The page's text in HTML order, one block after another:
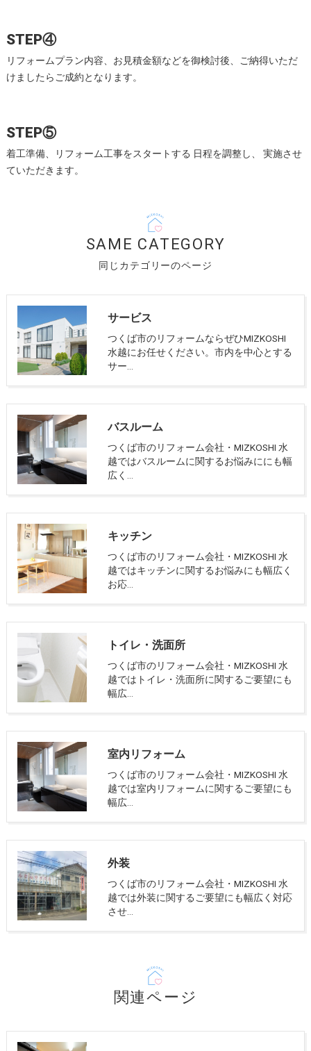
STEP④
リフォームプラン内容、お見積金額などを御検討後、ご納得いただ
けましたらご成約となります。
STEP⑤
着工準備、リフォーム工事をスタートする 日程を調整し、 実施させ
ていただきます。
同じカテゴリーのページ
SAME CATEGORY
サービス
つくば市のリフォームならぜひMIZKOSHI
水越にお任せください。市内を中心とする
サー…
バスルーム
つくば市のリフォーム会社・MIZKOSHI 水
越ではバスルームに関するお悩みににも幅
広く…
キッチン
つくば市のリフォーム会社・MIZKOSHI 水
越ではキッチンに関するお悩みにも幅広く
お応…
トイレ・洗面所
つくば市のリフォーム会社・MIZKOSHI 水
越ではトイレ・洗面所に関するご要望にも
幅広…
室内リフォーム
つくば市のリフォーム会社・MIZKOSHI 水
越では室内リフォームに関するご要望にも
幅広…
外装
つくば市のリフォーム会社・MIZKOSHI 水
越では外装に関するご要望にも幅広く対応
させ…
関連ページ